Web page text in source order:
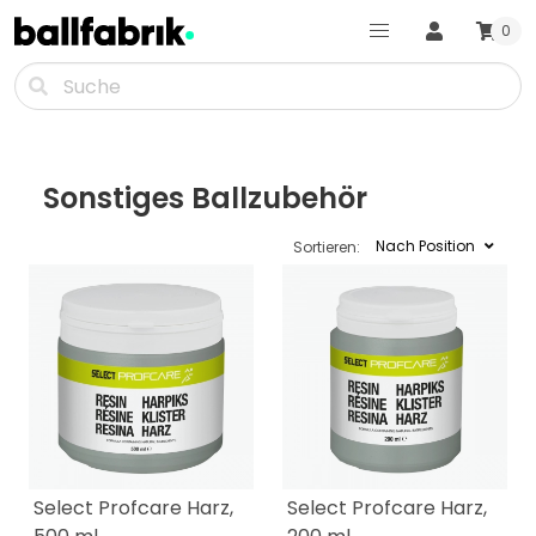
0
Sonstiges Ballzubehör
Sortieren: Nach Position
Select Profcare Harz,
Select Profcare Harz,